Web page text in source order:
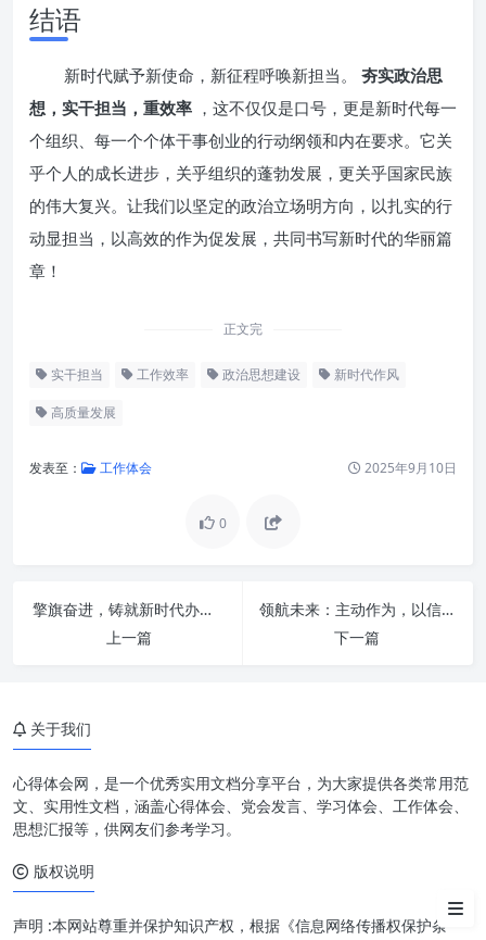
结语
新时代赋予新使命，新征程呼唤新担当。
夯实政治思
想，实干担当，重效率 ，这不仅仅是口号，更是新时代每一
个组织、每一个个体干事创业的行动纲领和内在要求。它关
乎个人的成长进步，关乎组织的蓬勃发展，更关乎国家民族
的伟大复兴。让我们以坚定的政治立场明方向，以扎实的行
动显担当，以高效的作为促发展，共同书写新时代的华丽篇
章！
正文完
实干担当 工作效率 政治思想建设 新时代作风
高质量发展
发表至： 工作体会 2025年9月10日
0
擎旗奋进，铸就新时代办公室工作坚实基石——深入贯彻习近平总书记重要指示精神的实践路径
上一篇
领航未来：主动作为，以信息化赋能办公厅工作现代化，服务国家发展大局
下一篇
三者如何深度融合：构建新时代
干事创业的核心能力
关于我们
心得体会网，是一个优秀实用文档分享平台，为大家提供各类常用范
文、实用性文档，涵盖心得体会、党会发言、学习体会、工作体会、
思想汇报等，供网友们参考学习。
版权说明
声明 :本网站尊重并保护知识产权，根据《信息网络传播权保护条